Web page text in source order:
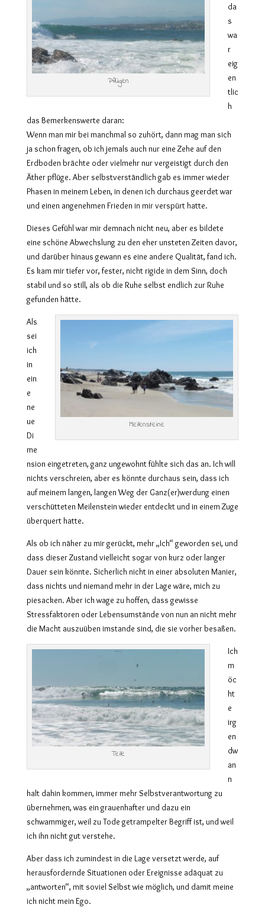
Pflügen
da
s
wa
r
eig
en
tlic
h
das Bemerkenswerte daran:
Wenn man mir bei manchmal so zuhört, dann mag man sich
ja schon fragen, ob ich jemals auch nur eine Zehe auf den
Erdboden brächte oder vielmehr nur vergeistigt durch den
Äther pflüge. Aber selbstverständlich gab es immer wieder
Phasen in meinem Leben, in denen ich durchaus geerdet war
und einen angenehmen Frieden in mir verspürt hatte.
Dieses Gefühl war mir demnach nicht neu, aber es bildete
eine schöne Abwechslung zu den eher unsteten Zeiten davor,
und darüber hinaus gewann es eine andere Qualität, fand ich.
Es kam mir tiefer vor, fester, nicht rigide in dem Sinn, doch
stabil und so still, als ob die Ruhe selbst endlich zur Ruhe
gefunden hätte.
Meilensteine
Als
sei
ich
in
ein
e
ne
ue
Di
me
nsion eingetreten, ganz ungewohnt fühlte sich das an. Ich will
nichts verschreien, aber es könnte durchaus sein, dass ich
auf meinem langen, langen Weg der Ganz(er)werdung einen
verschütteten Meilenstein wieder entdeckt und in einem Zuge
überquert hatte.
Als ob ich näher zu mir gerückt, mehr „Ich“ geworden sei, und
dass dieser Zustand vielleicht sogar von kurz oder langer
Dauer sein könnte. Sicherlich nicht in einer absoluten Manier,
dass nichts und niemand mehr in der Lage wäre, mich zu
piesacken. Aber ich wage zu hoffen, dass gewisse
Stressfaktoren oder Lebensumstände von nun an nicht mehr
die Macht auszuüben imstande sind, die sie vorher besaßen.
Teile
Ich
m
öc
ht
e
irg
en
dw
an
n
halt dahin kommen, immer mehr Selbstverantwortung zu
übernehmen, was ein grauenhafter und dazu ein
schwammiger, weil zu Tode getrampelter Begriff ist, und weil
ich ihn nicht gut verstehe.
Aber dass ich zumindest in die Lage versetzt werde, auf
herausfordernde Situationen oder Ereignisse adäquat zu
„antworten“, mit soviel Selbst wie möglich, und damit meine
ich nicht mein Ego.